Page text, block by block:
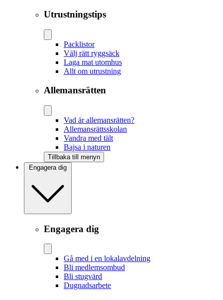
Utrustningstips
Packlistor
Välj rätt ryggsäck
Laga mat utomhus
Allt om utrustning
Allemansrätten
Vad är allemansrätten?
Allemansrättsskolan
Vandra med tält
Bajsa i naturen
Tillbaka till menyn
Engagera dig
Engagera dig
Gå med i en lokalavdelning
Bli medlemsombud
Bli stugvärd
Dugnadsarbete